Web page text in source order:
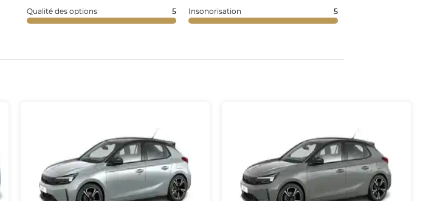
Qualité des options 5 Insonorisation 5